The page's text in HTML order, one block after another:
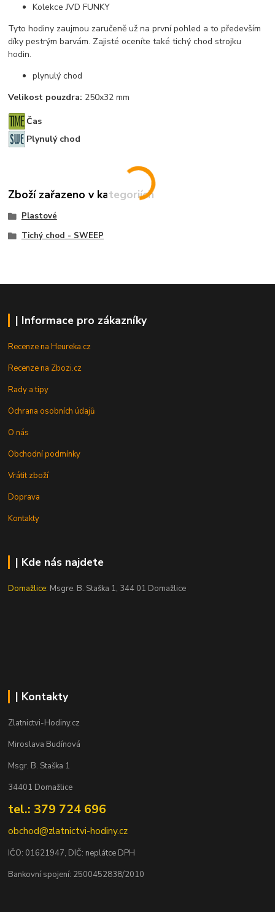
Kolekce JVD FUNKY
Tyto hodiny zaujmou zaručeně už na první pohled a to především
díky pestrým barvám. Zajisté oceníte také tichý chod strojku
hodin.
plynulý chod
Velikost pouzdra: 250x32 mm
Čas
Plynulý chod
Zboží zařazeno v kategoriích
Plastové
Tichý chod - SWEEP
| Informace pro zákazníky
Recenze na Heureka.cz
Recenze na Zbozi.cz
Rady a tipy
Ochrana osobních údajů
O nás
Obchodní podmínky
Vrátit zboží
Doprava
Kontakty
| Kde nás najdete
Domažlice: Msgre. B. Staška 1, 344 01 Domažlice
| Kontakty
Zlatnictvi-Hodiny.cz
Miroslava Budínová
Msgr. B. Staška 1
34401 Domažlice
tel.: 379 724 696
obchod@zlatnictvi-hodiny.cz
IČO: 01621947, DIČ: neplátce DPH
Bankovní spojení: 2500452838/2010